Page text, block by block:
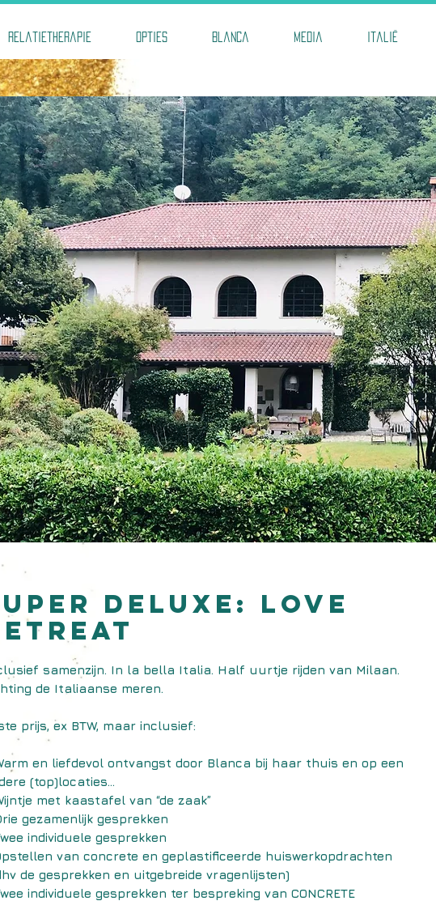
Relatietherapie Opties Blanca Media Italië
DELUXE: love
samenzijn. In la bella Italia. Half uurtje rijden van Milaan.
de Italiaanse meren.
prijs, ex BTW, maar inclusief:
en liefdevol ontvangst door Blanca bij haar thuis en op een
(top)locaties...
met kaastafel van “de zaak”
gezamenlijk gesprekken
individuele gesprekken
van concrete en geplastificeerde huiswerkopdrachten
de gesprekken en uitgebreide vragenlijsten)
individuele gesprekken ter bespreking van CONCRETE